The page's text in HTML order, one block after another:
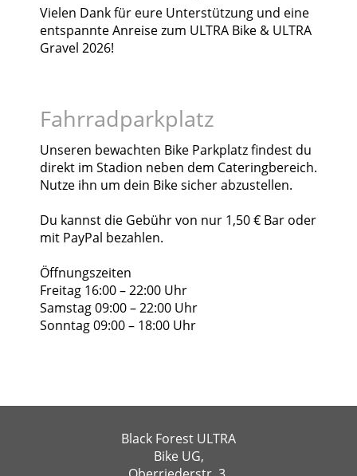
Vielen Dank für eure Unterstützung und eine
entspannte Anreise zum ULTRA Bike & ULTRA
Gravel 2026!
Fahrradparkplatz
Unseren bewachten Bike Parkplatz findest du
direkt im Stadion neben dem Cateringbereich.
Nutze ihn um dein Bike sicher abzustellen.
Du kannst die Gebühr von nur 1,50 € Bar oder
mit PayPal bezahlen.
Öffnungszeiten
Freitag 16:00 – 22:00 Uhr
Samstag 09:00 – 22:00 Uhr
Sonntag 09:00 – 18:00 Uhr
Black Forest ULTRA
Bike UG,